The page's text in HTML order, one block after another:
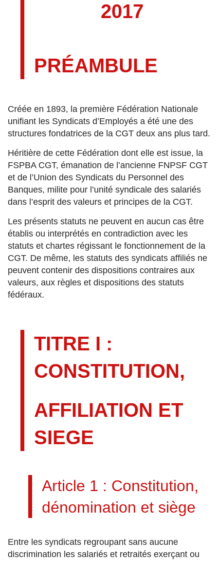
2017
PRÉAMBULE
Créée en 1893, la première Fédération Nationale
unifiant les Syndicats d’Employés a été une des
structures fondatrices de la CGT deux ans plus tard.
Héritière de cette Fédération dont elle est issue, la
FSPBA CGT, émanation de l’ancienne FNPSF CGT
et de l’Union des Syndicats du Personnel des
Banques, milite pour l’unité syndicale des salariés
dans l’esprit des valeurs et principes de la CGT.
Les présents statuts ne peuvent en aucun cas être
établis ou interprétés en contradiction avec les
statuts et chartes régissant le fonctionnement de la
CGT. De même, les statuts des syndicats affiliés ne
peuvent contenir des dispositions contraires aux
valeurs, aux règles et dispositions des statuts
fédéraux.
TITRE I :
CONSTITUTION,
AFFILIATION ET
SIEGE
Article 1 : Constitution,
dénomination et siège
Entre les syndicats regroupant sans aucune
discrimination les salariés et retraités exerçant ou